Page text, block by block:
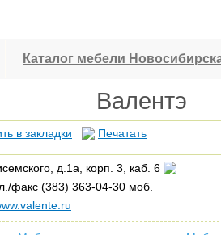
Каталог мебели
Валентэ
в закладки Печатать
д.1а, корп. 3, каб. 6
факс (383) 363-04-30 моб.